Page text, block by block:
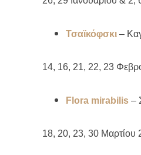
Τσαϊκόφσκι –
14, 16, 21, 22, 23
Flora mirabilis –
18, 20, 23, 30 Μαρτίου